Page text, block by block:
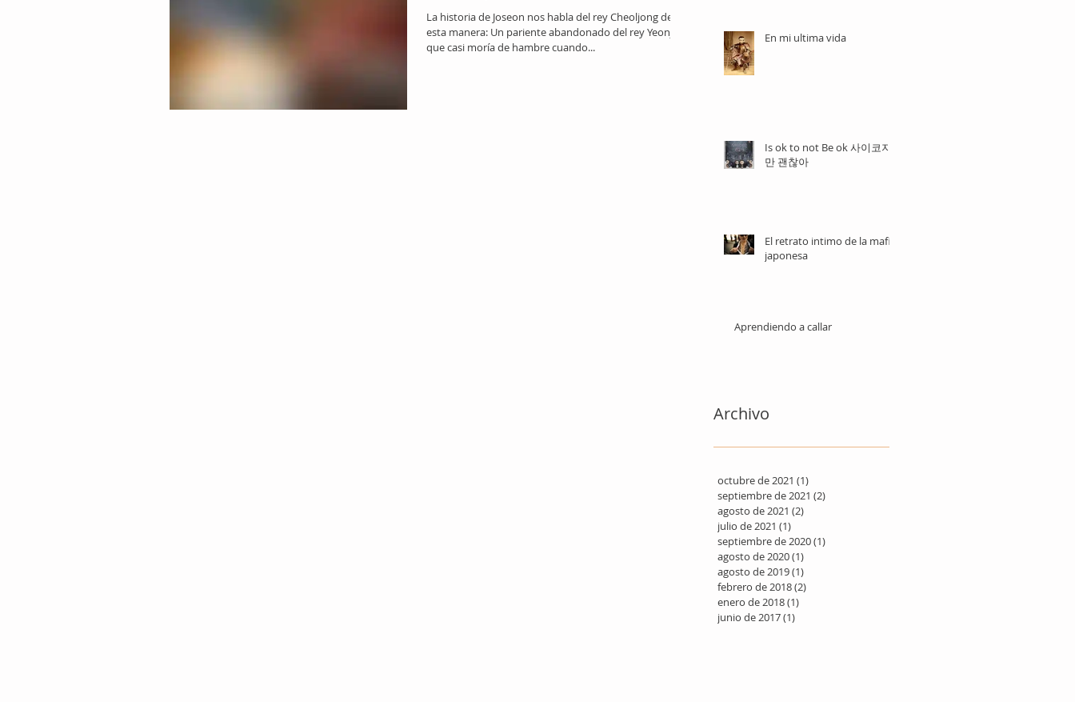
La historia de Joseon nos habla del rey Cheoljong de
esta manera: Un pariente abandonado del rey Yeonjo
que casi moría de hambre cuando...
En mi ultima vida
Is ok to not Be ok 사이코지
만 괜찮아
El retrato intimo de la mafia
japonesa
Aprendiendo a callar
Archivo
octubre de 2021 (1)
septiembre de 2021 (2)
agosto de 2021 (2)
julio de 2021 (1)
septiembre de 2020(1)
agosto de 2020(1)
agosto de 2019(1)
febrero de 2018(2)
enero de 2018(1)
junio de 2017(1)